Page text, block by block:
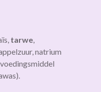
tarwe
natrium